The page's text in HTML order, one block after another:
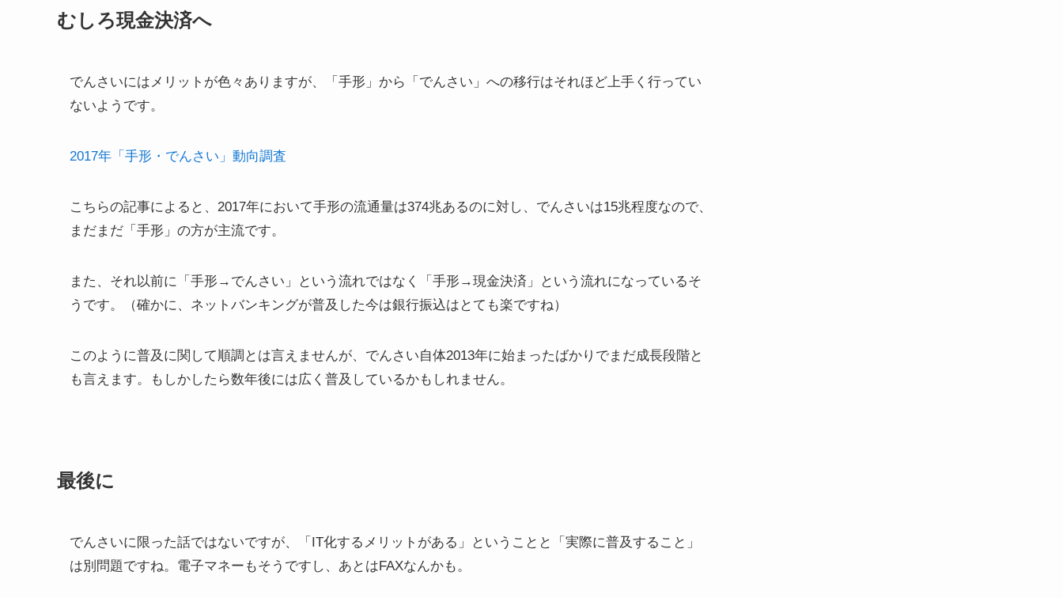
むしろ現金決済へ
でんさいにはメリットが色々ありますが、
「手形」から「でんさい」への移行はそれほど上手く行ってい
ないようです。
2017年「手形・でんさい」動向調査
こちらの記事によると、2017年において手形の流通量は374兆あるのに対し、でんさいは15兆程度なので、
まだまだ「手形」の方が主流です。
また、それ以前に「手形→でんさい」という流れではなく 「手形→現金決済」という流れになっているそ
うです。（確かに、ネットバンキングが普及した今は銀行振込はとても楽ですね）
このように普及に関して順調とは言えませんが、でんさい自体2013年に始まったばかりでまだ成長段階と
も言えます。もしかしたら数年後には広く普及しているかもしれません。
最後に
でんさいに限った話ではないですが、
「IT化するメリットがある」ということと「実際に普及すること」
は別問題ですね。電子マネーもそうですし、あとはFAXなんかも。